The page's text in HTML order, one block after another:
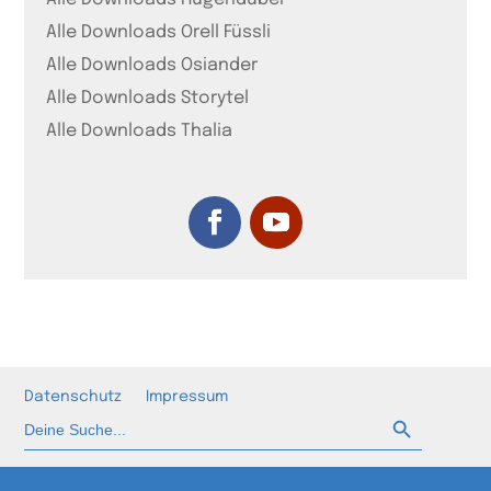
Alle Downloads Orell Füssli
Alle Downloads Osiander
Alle Downloads Storytel
Alle Downloads Thalia
Datenschutz Impressum
nach: